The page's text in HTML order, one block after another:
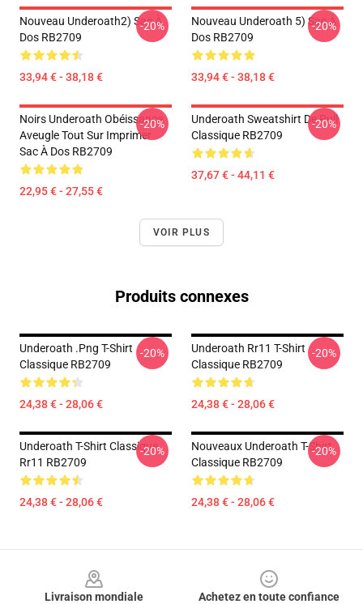
Nouveau Underoath2) Sac À
Dos RB2709
33,94 € - 38,18 €
-20%
Nouveau Underoath 5) Sac À
Dos RB2709
33,94 € - 38,18 €
-20%
Noirs Underoath Obéissance
Aveugle Tout Sur Imprimer
Sac À Dos RB2709
22,95 € - 27,55 €
-20%
Underoath Sweatshirt De Pull
Classique RB2709
37,67 € - 44,11 €
-20%
VOIR PLUS
Produits connexes
Underoath .png T-Shirt
Classique RB2709
24,38 € - 28,06 €
-20%
Underoath Rr11 T-Shirt
Classique RB2709
24,38 € - 28,06 €
-20%
Underoath T-Shirt Classique
Rr11 RB2709
24,38 € - 28,06 €
-20%
Nouveaux Underoath T-Shirt
Classique RB2709
24,38 € - 28,06 €
-20%
Livraison mondiale
Achetez en toute confiance